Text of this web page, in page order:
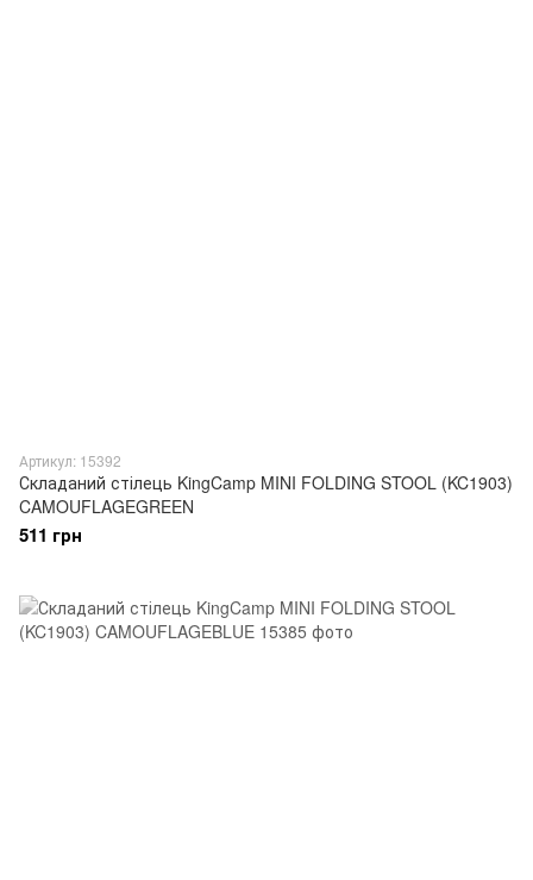
Артикул: 15392
Складаний стілець KingCamp MINI FOLDING STOOL (KC1903)
CAMOUFLAGEGREEN
511 грн